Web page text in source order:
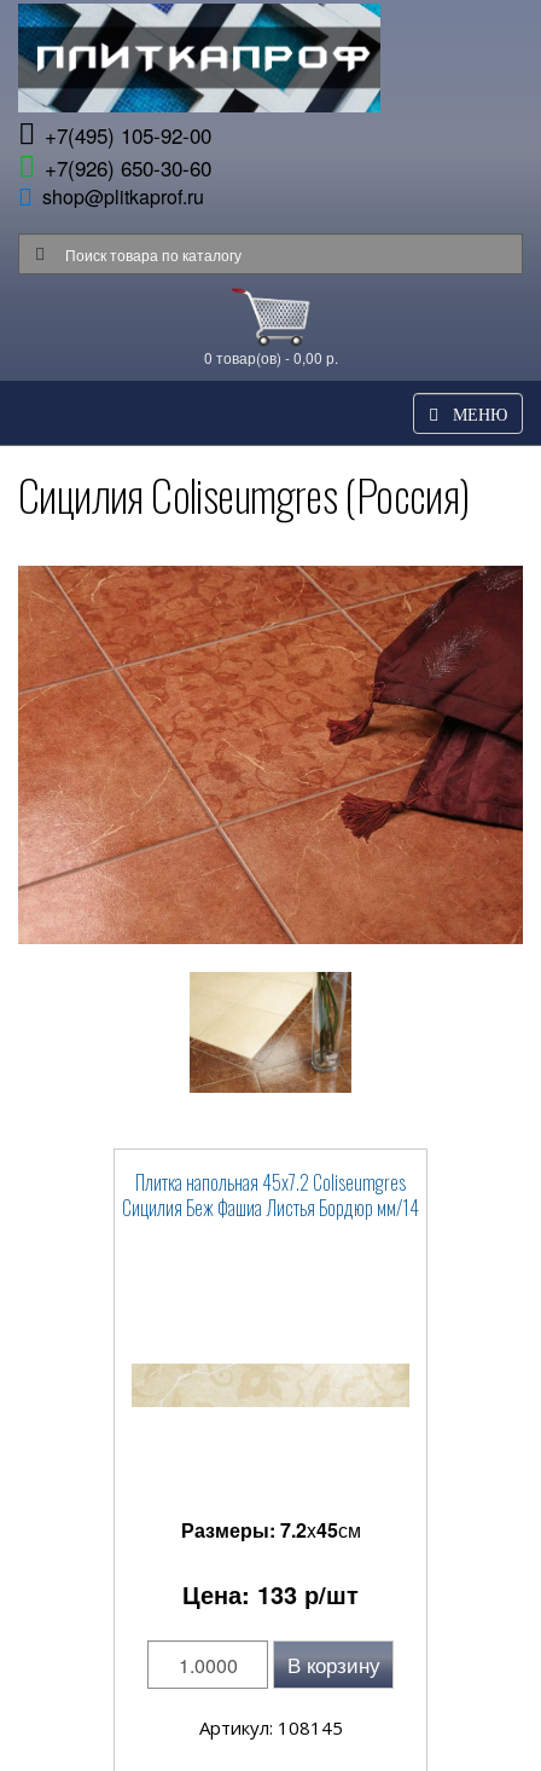
+7(495) 105-92-00
+7(926) 650-30-60
shop@plitkaprof.ru
0 товар(ов) - 0,00 р.
МЕНЮ
Сицилия Coliseumgres (Россия)
Плитка напольная 45x7.2 Coliseumgres
Сицилия Беж Фашиа Листья Бордюр мм/14
Размеры: 7.2x45см
Цена: 133 р/шт
В корзину
Артикул: 108145